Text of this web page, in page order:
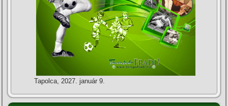
Tapolca, 2027. január 9.